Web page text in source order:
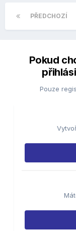
PŘEDCHOZÍ
Pokud
Pouze